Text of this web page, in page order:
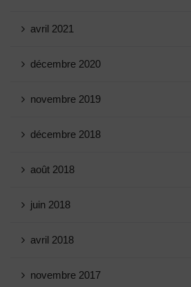
avril 2021
décembre 2020
novembre 2019
décembre 2018
août 2018
juin 2018
avril 2018
novembre 2017